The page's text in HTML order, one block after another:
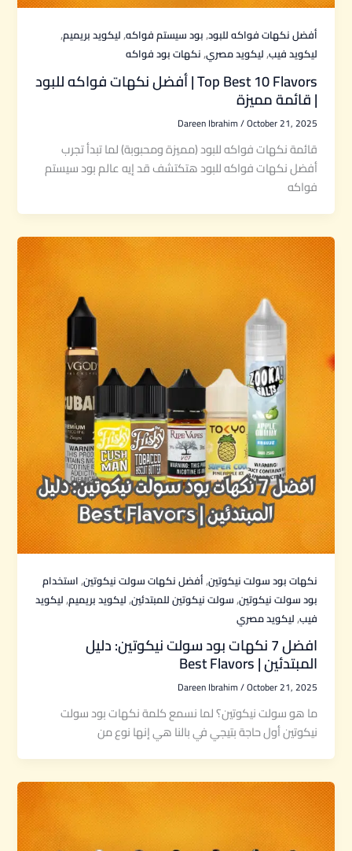
أفضل نكهات فواكه للبود,بود سيستم فواكه,ليكويد بريميم,
ليكويد فيب,ليكويد مصري,نكهات بود فواكه
Top Best 10 Flavors | أفضل نكهات فواكه للبود
| قائمة مميزة
Dareen Ibrahim/October 21, 2025
قائمة نكهات فواكه للبود (مميزة ومحبوبة) لما تبدأ تجرب
أفضل نكهات فواكه للبود هتكتشف قد إيه عالم بود سيستم
فواكه
نكهات بود سولت نيكوتين,أفضل نكهات سولت نيكوتين,استخدام
بود سولت نيكوتين,سولت نيكوتين للمبتدئين,ليكويد بريميم,ليكويد
فيب,ليكويد مصري
افضل 7 نكهات بود سولت نيكوتين: دليل
المبتدئين | Best Flavors
Dareen Ibrahim/October 21, 2025
ما هو سولت نيكوتين؟ لما نسمع كلمة نكهات بود سولت
نيكوتين أول حاجة بتيجي في بالنا هي إنها نوع من